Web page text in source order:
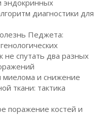
эндокринных
диагностики для
Педжета:
не спутать два разных
и снижение
ткани: тактика
поражение костей и